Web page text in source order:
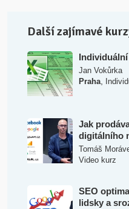
Další zajímavé
Jan Vokůrka
Praha,
Jak
digitálního
Tomáš
Video kurz
SEO
lidsky a